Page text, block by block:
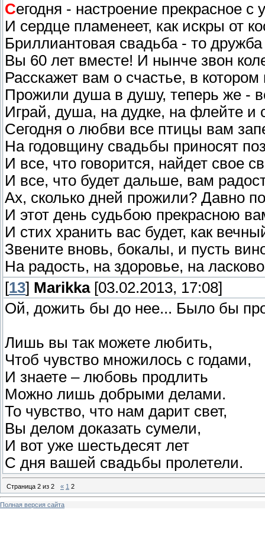
Сегодня - настроение прекрасное с
И сердце пламенеет, как искры от
Бриллиантовая свадьба - то
Вы 60 лет вместе! И нынче звон
Расскажет вам о счастье, в
Прожили душа в душу, теперь же -
Играй, душа, на дудке, на флейте и
Сегодня о любви все птицы вам
На годовщину свадьбы приносят
И все, что говорится, найдет свое
И все, что будет дальше, вам
Ах, сколько дней прожили? Давно
И этот день судьбою прекрасною
И стих хранить вас будет, как
Звените вновь, бокалы, и пусть
На радость, на здоровье, на
[13] Marikka[03.02.2013, 17:08]
Ой, дожить бы до нее... Было бы
Лишь вы так можете любить,
Чтоб чувство множилось с годами,
И знаете – любовь продлить
Можно лишь добрыми делами.
То чувство, что нам дарит свет,
Вы делом доказать сумели,
И вот уже шестьдесят лет
С дня вашей свадьбы пролетели.
Страница 2 из 2 « 1 2
Полная версия сайта